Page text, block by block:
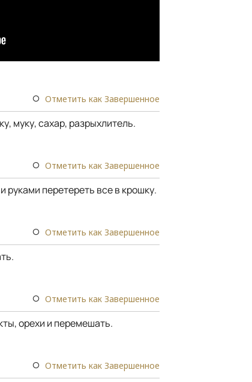
Отметить как Завершенное
муку, сахар, разрыхлитель.
Отметить как Завершенное
руками перетереть все в крошку.
Отметить как Завершенное
Отметить как Завершенное
орехи и перемешать.
Отметить как Завершенное